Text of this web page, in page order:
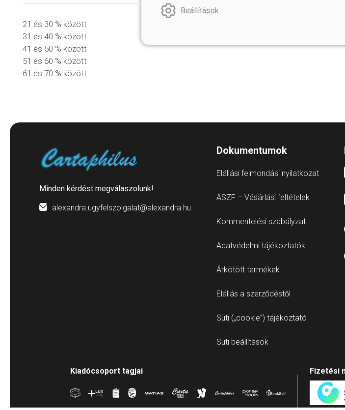
21 és 30 % között
31 és 40 % között
41 és 50 % között
51 és 60 % között
61 és 70 % között
Minden kérdést megválaszolunk!
alexandra.ugyfelszolgalat@alexandra.hu
Dokumentumok
Elállási felmondási nyilatkozat
ÁSZF – Vásárlási feltételek
Kommentelési szabályzat
Adatvédelmi tájékoztatók
Árkötött termékek
Elállás a szerződéstől
Süti („cookie”) tájékoztató
Süti beállítások
Kiadócsoport tagjai Fizetési
Beállítások